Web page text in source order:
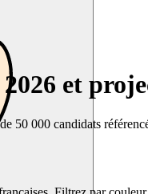
et
000 candidats